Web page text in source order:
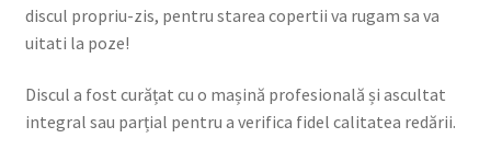
discul propriu-zis, pentru starea copertii va rugam sa va
uitati la poze!
Discul a fost curățat cu o mașină profesională și ascultat
integral sau parțial pentru a verifica fidel calitatea redării.